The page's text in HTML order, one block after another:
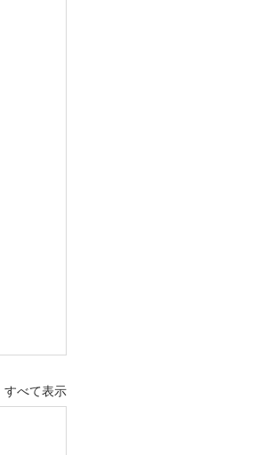
すべて表示